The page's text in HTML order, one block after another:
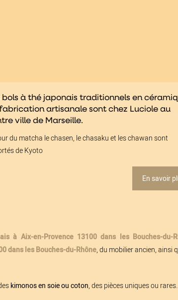
bols à thé japonais traditionnels en
artisanale sont chez Luciole au
ville de Marseille.
du matcha le chasen, le chasaku et les chawan sont
de Kyoto
En savoir
à Aix-en-Provence 13100 dans les Bouches-du-
dans les Bouches-du-Rhône, du mobilier ancien, ainsi
kimonos en soie ou coton, des pièces uniques ou